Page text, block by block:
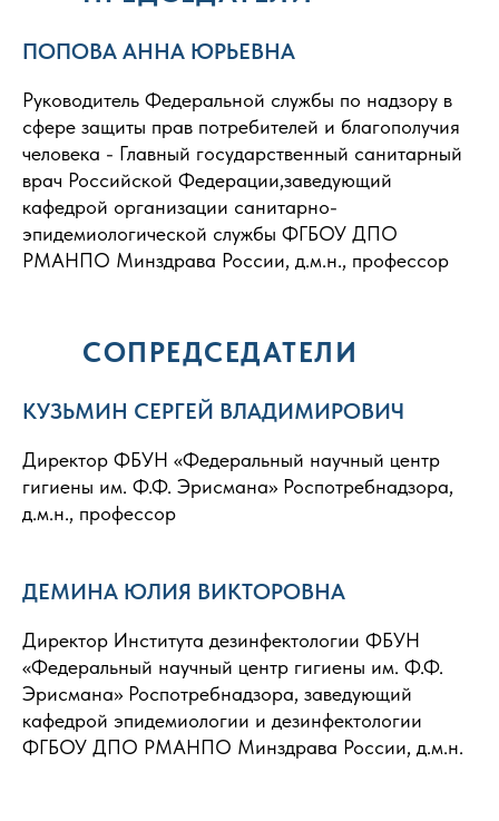
ПОПОВА АННА ЮРЬЕВНА
Руководитель Федеральной службы по надзору в
сфере защиты прав потребителей и благополучия
человека - Главный государственный санитарный
врач Российской Федерации,заведующий
кафедрой организации санитарно-
эпидемиологической службы ФГБОУ ДПО
РМАНПО Минздрава России, д.м.н., профессор
СОПРЕДСЕДАТЕЛИ
КУЗЬМИН СЕРГЕЙ ВЛАДИМИРОВИЧ
Директор ФБУН «Федеральный научный центр
гигиены им. Ф.Ф. Эрисмана» Роспотребнадзора,
д.м.н., профессор
ДЕМИНА ЮЛИЯ ВИКТОРОВНА
Директор Института дезинфектологии ФБУН
«Федеральный научный центр гигиены им. Ф.Ф.
Эрисмана» Роспотребнадзора, заведующий
кафедрой эпидемиологии и дезинфектологии
ФГБОУ ДПО РМАНПО Минздрава России, д.м.н.